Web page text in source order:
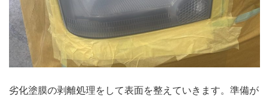
劣化塗膜の剥離処理をして表面を整えていきます。準備が